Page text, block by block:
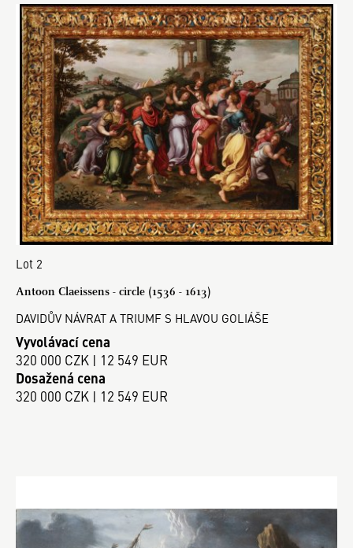
Lot 2
Antoon Claeissens - circle (1536 - 1613)
DAVIDŮV NÁVRAT A TRIUMF S HLAVOU GOLIÁŠE
Vyvolávací cena
320 000 CZK | 12 549 EUR
Dosažená cena
320 000 CZK | 12 549 EUR